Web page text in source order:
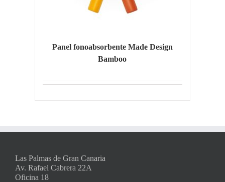
Panel fonoabsorbente Made Design
Bamboo
Las Palmas de Gran Canaria
Av. Rafael Cabrera 22A
Oficina 18